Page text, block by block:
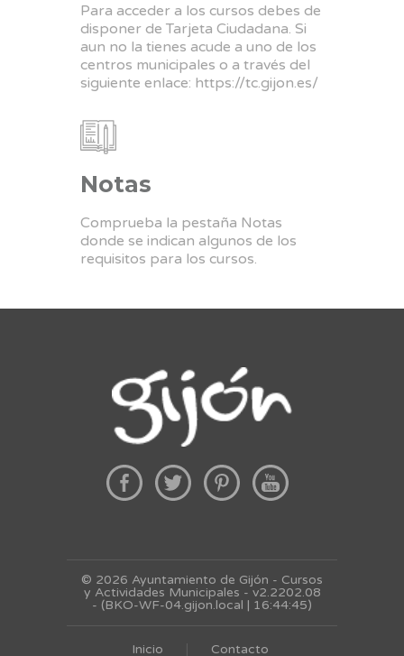
Para acceder a los cursos debes de
disponer de Tarjeta Ciudadana. Si
aun no la tienes acude a uno de los
centros municipales o a través del
siguiente enlace: https://tc.gijon.es/
Notas
Comprueba la pestaña Notas
donde se indican algunos de los
requisitos para los cursos.
© 2026 Ayuntamiento de Gijón - Cursos
y Actividades Municipales - v2.2202.08
- (BKO-WF-04.gijon.local | 16:44:45)
Inicio Contacto